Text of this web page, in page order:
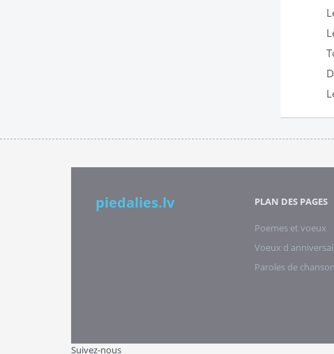
piedalies.lv PLAN DES PAGES
Poemes et voeux
Voeux d
Paroles de
Suivez-nous